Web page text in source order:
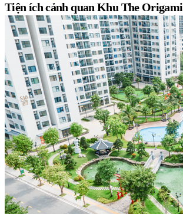
Tiện ích cảnh quan Khu The Origami